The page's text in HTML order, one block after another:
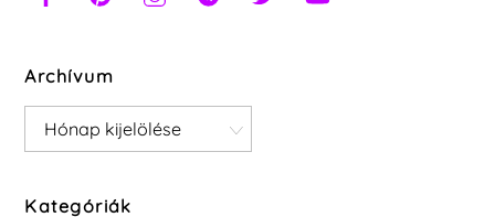
Archívum
Archívum
Kategóriák